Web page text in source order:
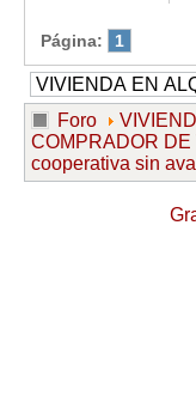
Página: 1
Foro
COMPRADOR DE
cooperativa sin